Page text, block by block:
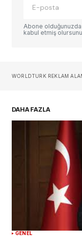
Yorum
Sizin adınız*
Daha
adım, e-
tarayıcıya
YORUM GÖNDER
Abone
kabul etmiş
WORLDTURK REKLAM
DAHA FAZLA
GENEL